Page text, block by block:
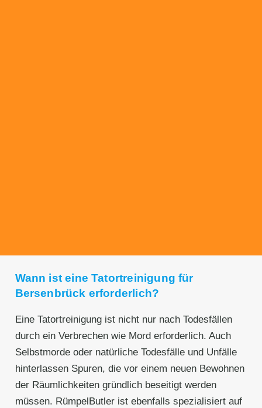
Wann ist eine Tatortreinigung für
Bersenbrück erforderlich?
Eine Tatortreinigung ist nicht nur nach Todesfällen
durch ein Verbrechen wie Mord erforderlich. Auch
Selbstmorde oder natürliche Todesfälle und Unfälle
hinterlassen Spuren, die vor einem neuen Bewohnen
der Räumlichkeiten gründlich beseitigt werden
müssen. RümpelButler ist ebenfalls spezialisiert auf